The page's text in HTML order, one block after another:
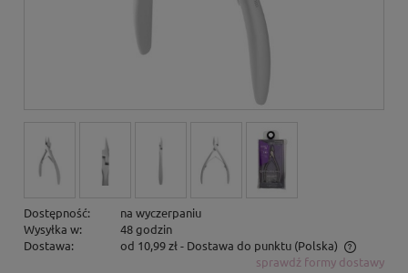
Dostępność:
na wyczerpaniu
Wysyłka w:
48 godzin
Dostawa:
od 10,99 zł - Dostawa do punktu (Polska)
Cena nie zawiera ewentualnych kosztów płatnościsprawdź formy dostawy